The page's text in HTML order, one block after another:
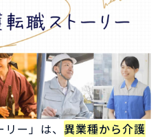
ー」は、 異業種から介護